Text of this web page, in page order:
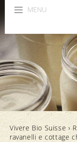
MENU
Vivere Bio Suisse ›
ravanelli e cottage